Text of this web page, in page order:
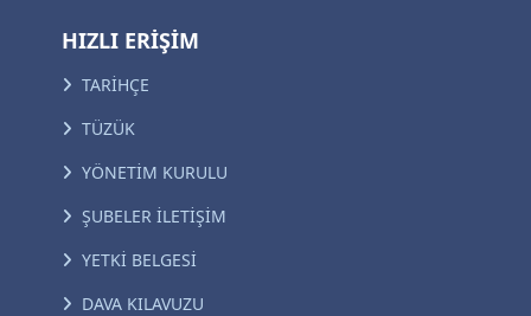
HIZLI ERİŞİM
TARİHÇE
TÜZÜK
YÖNETİM KURULU
ŞUBELER İLETİŞİM
YETKİ BELGESİ
DAVA KILAVUZU